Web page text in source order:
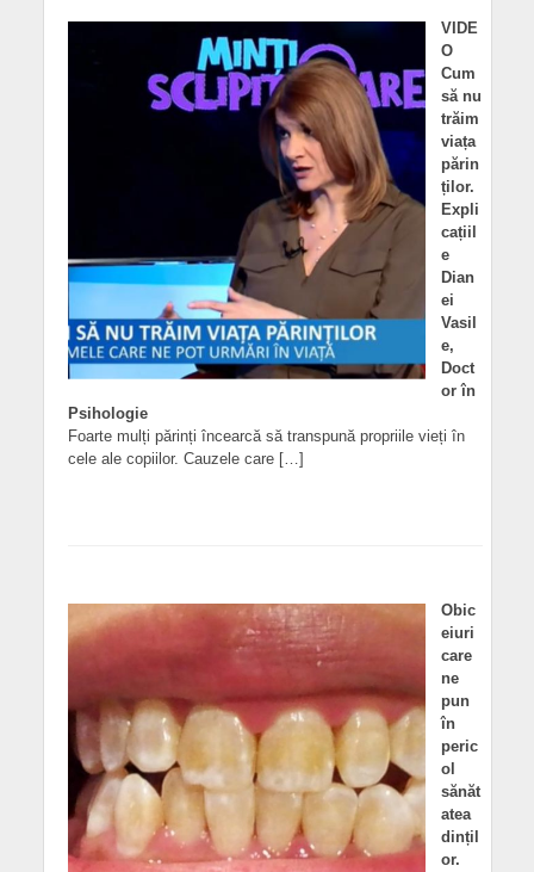
VIDE
O
Cum
să nu
trăim
viața
părin
ților.
Expli
cațiil
e
Dian
ei
Vasil
e,
Doct
or în
Psihologie
Foarte mulți părinți încearcă să transpună propriile vieți în
cele ale copiilor. Cauzele care […]
Obic
eiuri
care
ne
pun
în
peric
ol
sănăt
atea
dințil
or.